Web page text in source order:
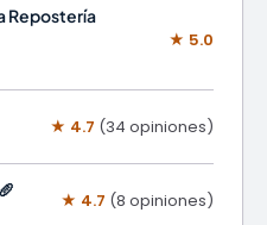
Repostería
★ 5.0
★ 4.7 (34 opiniones)
★ 4.7 (8 opiniones)